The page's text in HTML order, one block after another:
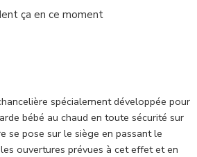
ça en ce moment
spécialement développée pour
bébé au chaud en toute sécurité sur
se pose sur le siège en passant le
ouvertures prévues à cet effet et en